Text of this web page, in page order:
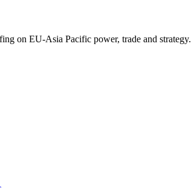
on EU-Asia Pacific power, trade and strategy.